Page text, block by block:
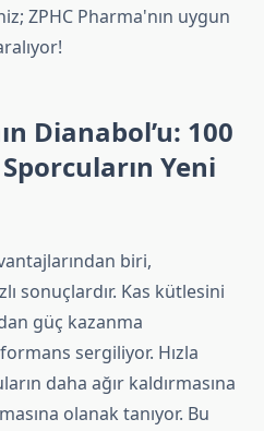
ZPHC Pharma'nın uygun
Dianabol’u: 100
Yeni
biri,
sonuçlardır. Kas kütlesini
güç kazanma
sergiliyor. Hızla
daha ağır kaldırmasına
olanak tanıyor. Bu